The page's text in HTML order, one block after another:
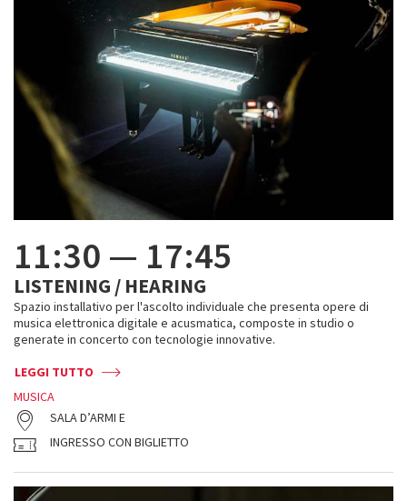
11:30 — 17:45
LISTENING / HEARING
Spazio installativo per l'ascolto individuale che presenta opere di
musica elettronica digitale e acusmatica, composte in studio o
generate in concerto con tecnologie innovative.
LEGGI TUTTO
MUSICA
SALA D’ARMI E
INGRESSO CON BIGLIETTO